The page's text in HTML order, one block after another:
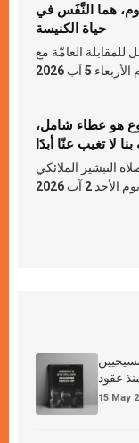
هما النَّفَس في
حياة الكنيسة
للمقابلة العامّة مع
5 آب 2026
هو عطاء شامل،
لا تغيب عنّا أبدًا
التبشير الملائكي
يوم الأحد 2 آب 2026
عقود
15 May